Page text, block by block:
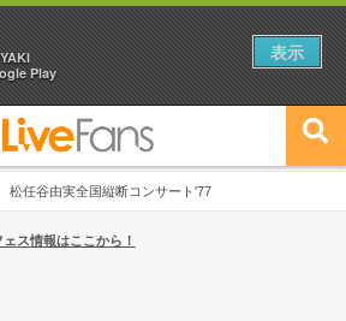
松任谷由実全国縦断コンサート'77
】2026年上半期編発表！
ェス情報はここから！
Play
表示